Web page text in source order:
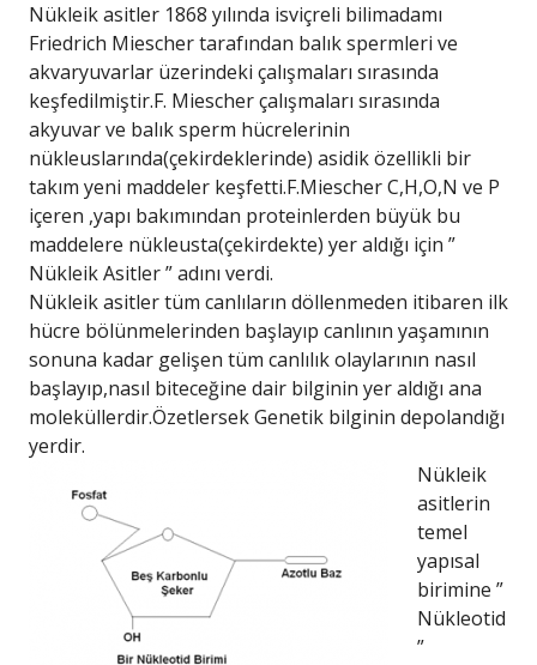
Nükleik asitler 1868 yılında isviçreli bilimadamı
Friedrich Miescher tarafından balık spermleri ve
akvaryuvarlar üzerindeki çalışmaları sırasında
keşfedilmiştir.F. Miescher çalışmaları sırasında
akyuvar ve balık sperm hücrelerinin
nükleuslarında(çekirdeklerinde) asidik özellikli bir
takım yeni maddeler keşfetti.F.Miescher C,H,O,N ve P
içeren ,yapı bakımından proteinlerden büyük bu
maddelere nükleusta(çekirdekte) yer aldığı için ”
Nükleik Asitler ” adını verdi.
Nükleik asitler tüm canlıların döllenmeden itibaren ilk
hücre bölünmelerinden başlayıp canlının yaşamının
sonuna kadar gelişen tüm canlılık olaylarının nasıl
başlayıp,nasıl biteceğine dair bilginin yer aldığı ana
moleküllerdir.Özetlersek Genetik bilginin depolandığı
yerdir.
Nükleik
asitlerin
temel
yapısal
birimine ”
Nükleotid
”